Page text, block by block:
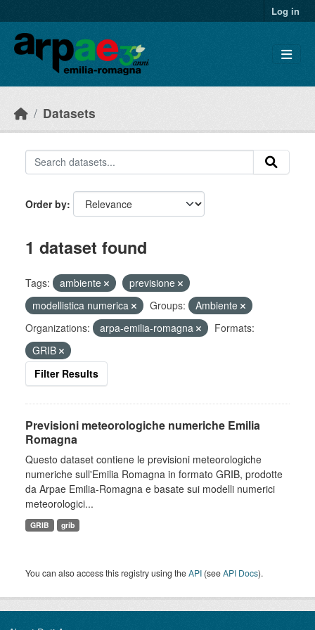
Log in
Datasets
Order by
1 dataset found
Tags: ambiente
previsione
modellistica numerica
Groups:
Ambiente
Organizations:
arpa-emilia-romagna
Formats:
GRIB
Filter Results
Previsioni meteorologiche numeriche Emilia
Romagna
Questo dataset contiene le previsioni meteorologiche
numeriche sull'Emilia Romagna in formato GRIB, prodotte
da Arpae Emilia-Romagna e basate sui modelli numerici
meteorologici...
GRIB grib
You can also access this registry using theAPI (seeAPI Docs).